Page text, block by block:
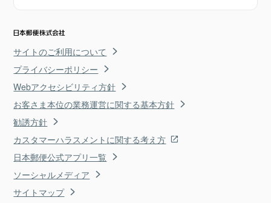
サイトのご利用について
プライバシーポリシー
Webアクセシビリティ方針
お客さま本位の業務運営に関する基本方針
勧誘方針
カスタマーハラスメントに関する考え方
日本郵便公式アプリ一覧
ソーシャルメディア
サイトマップ